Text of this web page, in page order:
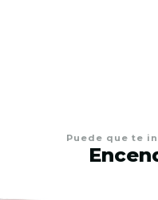
Puede que te